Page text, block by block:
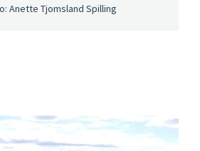
Anette Tjomsland Spilling